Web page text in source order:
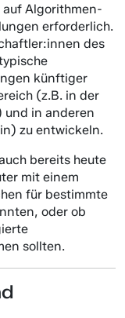
Algorithmen-
erforderlich.
des
künftiger
(z.B. in der
und in anderen
zu entwickeln.
bereits heute
mit einem
für bestimmte
oder ob
sollten.